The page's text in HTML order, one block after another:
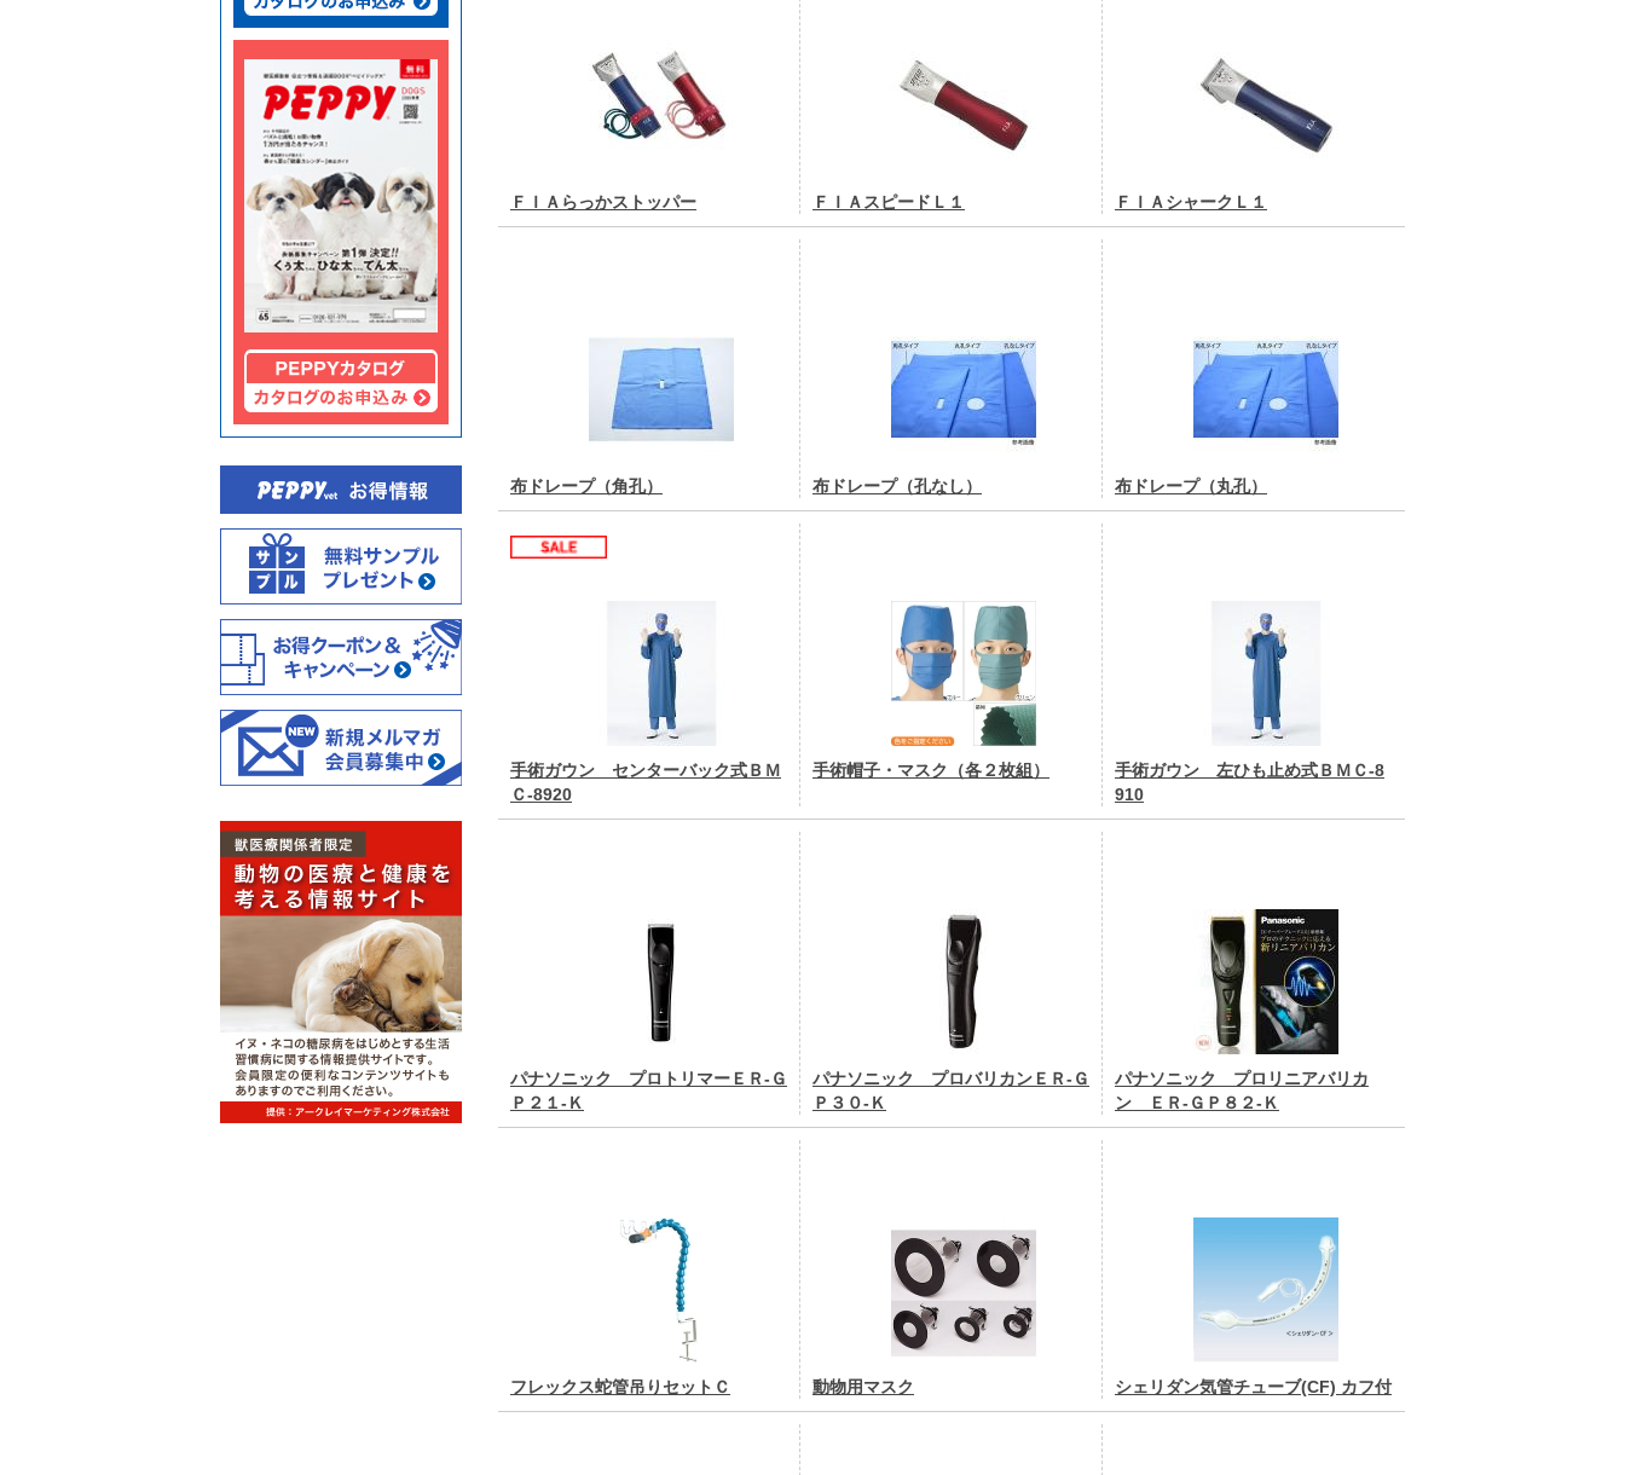
ＦＩＡらっかストッパー ＦＩＡスピードＬ１ ＦＩＡシャークＬ１
布ドレープ（角孔） 布ドレープ（孔なし） 布ドレープ（丸孔）
手術ガウン センターバック式ＢＭ
Ｃ-8920
手術帽子・マスク（各２枚組）
手術ガウン 左ひも止め式ＢＭＣ-8
910
パナソニック プロトリマーＥＲ-Ｇ
Ｐ２１-Ｋ
パナソニック プロバリカンＥＲ-Ｇ
Ｐ３０-Ｋ
パナソニック プロリニアバリカ
ン ＥＲ-ＧＰ８２-Ｋ
フレックス蛇管吊りセットＣ 動物用マスク シェリダン気管チューブ(CF) カフ付